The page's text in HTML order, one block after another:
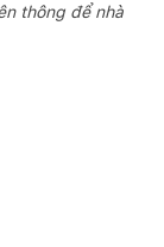
thông để nhà